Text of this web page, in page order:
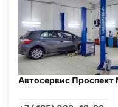
Автосервис Проспект